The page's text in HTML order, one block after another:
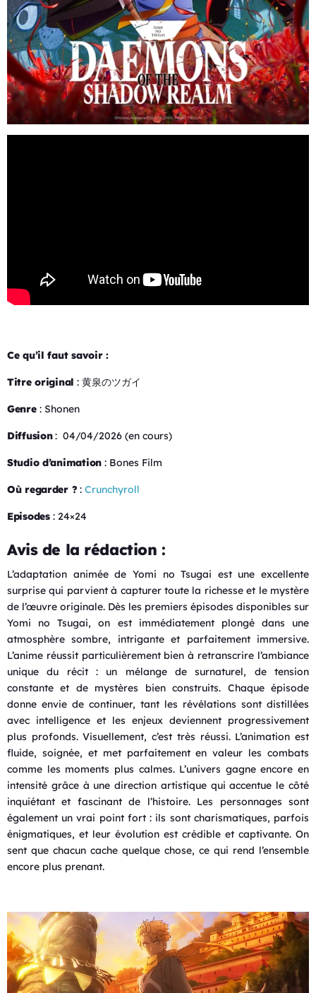
Ce qu’il faut savoir :
Titre original : 黄泉のツガイ
Genre: Shonen
Diffusion: 04/04/2026 (en cours)
Studio d’animation: Bones Film
Où regarder ? :Crunchyroll
Episodes: 24×24
Avis de la rédaction :
L’adaptation animée de Yomi no Tsugai est une excellente
surprise qui parvient à capturer toute la richesse et le mystère
de l’œuvre originale. Dès les premiers épisodes disponibles sur
Yomi no Tsugai, on est immédiatement plongé dans une
atmosphère sombre, intrigante et parfaitement immersive.
L’anime réussit particulièrement bien à retranscrire l’ambiance
unique du récit : un mélange de surnaturel, de tension
constante et de mystères bien construits. Chaque épisode
donne envie de continuer, tant les révélations sont distillées
avec intelligence et les enjeux deviennent progressivement
plus profonds. Visuellement, c’est très réussi. L’animation est
fluide, soignée, et met parfaitement en valeur les combats
comme les moments plus calmes. L’univers gagne encore en
intensité grâce à une direction artistique qui accentue le côté
inquiétant et fascinant de l’histoire. Les personnages sont
également un vrai point fort : ils sont charismatiques, parfois
énigmatiques, et leur évolution est crédible et captivante. On
sent que chacun cache quelque chose, ce qui rend l’ensemble
encore plus prenant.